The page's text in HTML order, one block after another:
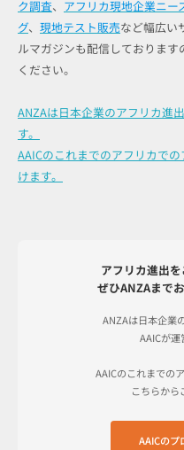
ク調査、 アフリカ現地企業ニー
グ、 現地テスト販売など幅広い
ルマガジンも配信しております
ください。
ANZAは日本企業のアフリカ進
す。
AAICのこれまでのアフリカで
けます。
アフリカ進出を
ぜひANZAまで
ANZAは日本企業
AAICが運
AAICのこれまでの
こちらから
AAICのプ